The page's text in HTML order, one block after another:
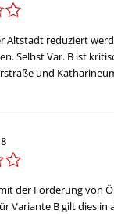
Altstadt reduziert
Selbst Var. B ist
und
der Förderung von
Variante B gilt dies in